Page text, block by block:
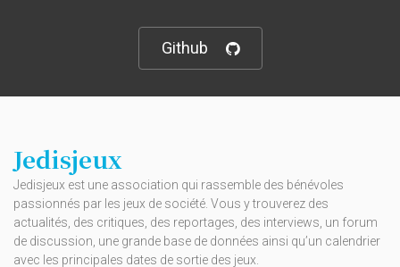
Github
Jedisjeux
Jedisjeux est une association qui rassemble des bénévoles
passionnés par les jeux de société. Vous y trouverez des
actualités, des critiques, des reportages, des interviews, un forum
de discussion, une grande base de données ainsi qu’un calendrier
avec les principales dates de sortie des jeux.